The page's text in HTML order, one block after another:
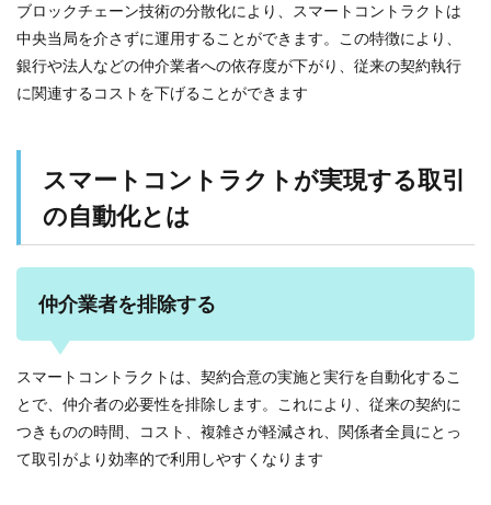
ブロックチェーン技術の分散化により、スマートコントラクトは
中央当局を介さずに運用することができます。この特徴により、
銀行や法人などの仲介業者への依存度が下がり、従来の契約執行
に関連するコストを下げることができます
スマートコントラクトが実現する取引
の自動化とは
仲介業者を排除する
スマートコントラクトは、契約合意の実施と実行を自動化するこ
とで、仲介者の必要性を排除します。これにより、従来の契約に
つきものの時間、コスト、複雑さが軽減され、関係者全員にとっ
て取引がより効率的で利用しやすくなります